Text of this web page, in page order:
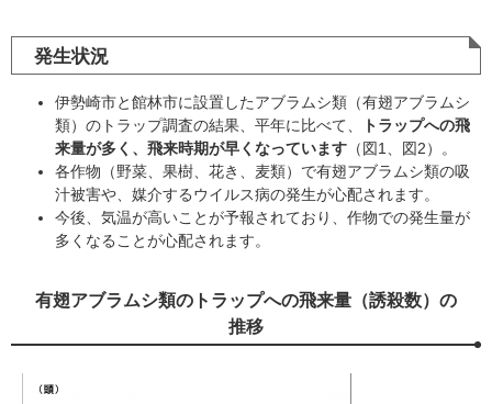
発生状況
伊勢崎市と館林市に設置したアブラムシ類（有翅アブラムシ
類）のトラップ調査の結果、平年に比べて、
トラップへの飛
来量が多く、飛来時期が早くなっています （図1、図2）。
各作物（野菜、果樹、花き、麦類）で有翅アブラムシ類の吸
汁被害や、媒介するウイルス病の発生が心配されます。
今後、気温が高いことが予報されており、作物での発生量が
多くなることが心配されます。
有翅アブラムシ類のトラップへの飛来量（誘殺数）の
推移